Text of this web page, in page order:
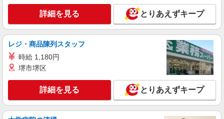
詳細を見る とりあえずキープ
レジ・商品陳列スタッフ
時給 1,180円
堺市堺区
詳細を見る とりあえずキープ